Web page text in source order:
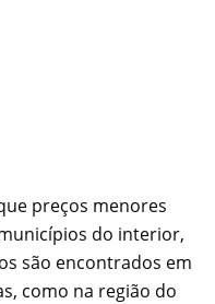
preços menores
do interior,
são encontrados em
como na região do